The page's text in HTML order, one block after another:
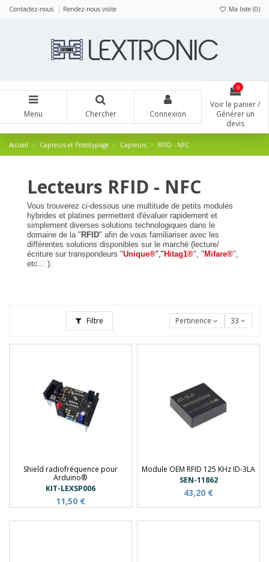
Contactez-nous Rendez-nous visite Ma liste (0)
Menu Chercher Connexion
0
Voir le panier /
Générer un
devis
Accueil Capteurs et Prototypage Capteurs RFID - NFC
Lecteurs RFID - NFC
Vous trouverez ci-dessous une multitude de petits modules
hybrides et platines permettent d'évaluer rapidement et
simplement diverses solutions technologiques dans le
domaine de la " RFID" afin de vous familiariser avec les
différentes solutions disponibles sur le marché (lecture/
écriture sur transpondeurs "Unique®"," Hitag1®", " Mifare®",
etc... ).
Filtre Pertinence 33
Shield radiofréquence pour
Arduino®
KIT-LEXSP006
11,50 €
Module OEM RFID 125 KHz ID-3LA
SEN-11862
43,20 €
Panneau de gestion des cookies